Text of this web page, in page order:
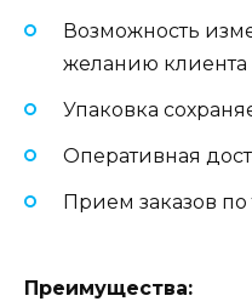
Возможность
желанию клиента
Упаковка
Оперативная
Прием заказов
Преимущества: